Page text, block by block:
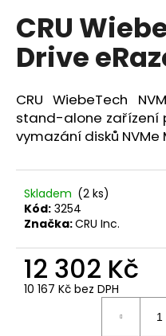
produktu
je
5,0
hvězdiček.
CRU
Drive
CRU WiebeTech
stand-alone zařízení
vymazání disků NVMe
Skladem (2 ks)
Kód: 3254
Značka:CRU Inc.
12 302 Kč
10 167 Kč bez DPH
r
u
č
j
e
m
e
FWR
FARADAY
BAG
PRO
OVLADAČE
BEZKLÍČOVÝCH
SYSTÉMŮ
VOZIDEL